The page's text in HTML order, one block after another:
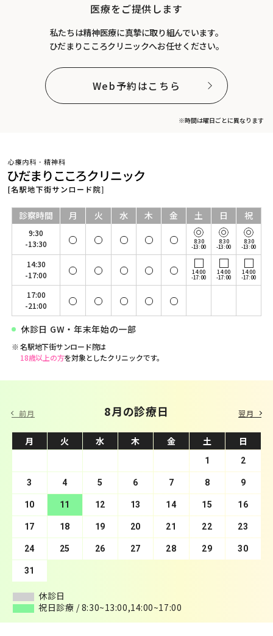
医療をご提供します
私たちは精神医療に真摯に取り組んでいます。
ひだまりこころクリニックへお任せください。
Web予約はこちら
※時間は曜日ごとに異なります
診察時間 月 火 水 木 金 土 日 祝
9:30
-13:30
8:30
-13:00
8:30
-13:00
8:30
-13:00
14:30
-17:00
14:00
-17:00
14:00
-17:00
14:00
-17:00
17:00
-21:00
休診日 GW・年末年始の一部
名駅地下街サンロード院は
18歳以上の方を対象としたクリニックです。
前月 8月の診療日
月 火 水 木 金 土 日
1 2
3 4 5 6 7 8 9
10 11 12 13 14 15 16
17 18 19 20 21 22 23
24 25 26 27 28 29 30
31
休診日
祝日診療 / 8:30~13:00,14:00~17:00
9 月の診療日
月 火 水 木 金 土 日
5 6
7 8 9 10 11 12 13
14 15 16 17 18 19 20
21 22 23 24 25 26 27
28 29 30
休診日
祝日診療 / 8:30~13:00,14:00~17:00
翌月